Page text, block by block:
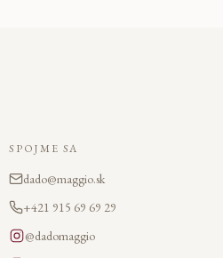
SPOJME SA
dado@maggio.sk
+421 915 69 69 29
@dadomaggio